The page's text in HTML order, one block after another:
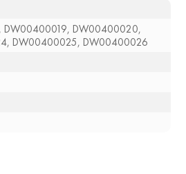
DW00400019, DW00400020,
DW00400025, DW00400026